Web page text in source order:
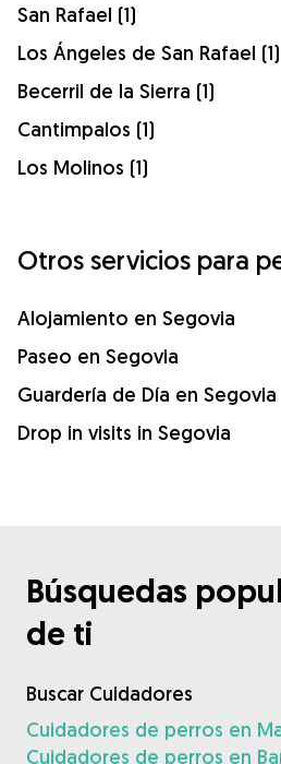
San Rafael (1)
Los Ángeles de San Rafael (1)
Becerril de la Sierra (1)
Cantimpalos (1)
Los Molinos (1)
Otros servicios para
Alojamiento en Segovia
Paseo en Segovia
Guardería de Día en Segovia
Drop in visits in Segovia
Búsquedas
de ti
Buscar Cuidadores
Cuidadores de perros en
Cuidadores de perros en